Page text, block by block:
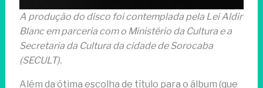
A produção do disco foi contemplada pela Lei Aldir
Blanc em parceria com o Ministério da Cultura e a
Secretaria da Cultura da cidade de Sorocaba
(SECULT).
Além da ótima escolha de título para o álbum (que